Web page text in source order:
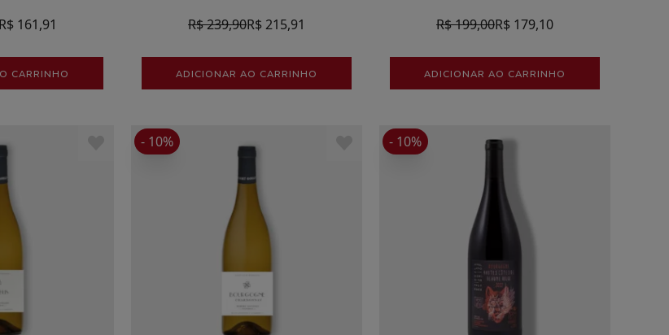
R$ 161,91
CARRINHO
R$ 239,90R$ 215,91
ADICIONAR AO CARRINHO
R$ 199,00R$ 179,10
ADICIONAR AO CARRINHO
- 10% - 10%